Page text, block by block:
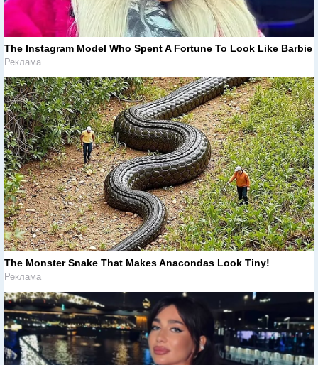
The Instagram Model Who Spent A Fortune To Look Like Barbie
Реклама
The Monster Snake That Makes Anacondas Look Tiny!
Реклама